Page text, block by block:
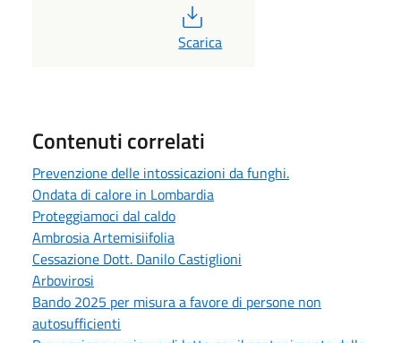
PDF
Scarica
Contenuti correlati
Prevenzione delle intossicazioni da funghi.
Ondata di calore in Lombardia
Proteggiamoci dal caldo
Ambrosia Artemisiifolia
Cessazione Dott. Danilo Castiglioni
Arbovirosi
Bando 2025 per misura a favore di persone non
autosufficienti